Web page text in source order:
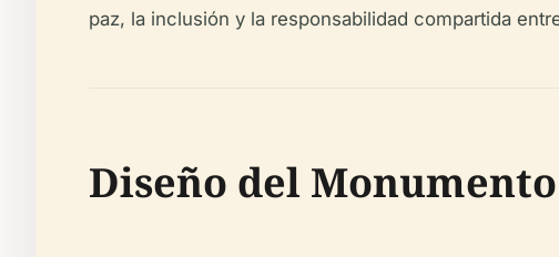
paz, la inclusión y la responsabilidad compartida
Diseño del